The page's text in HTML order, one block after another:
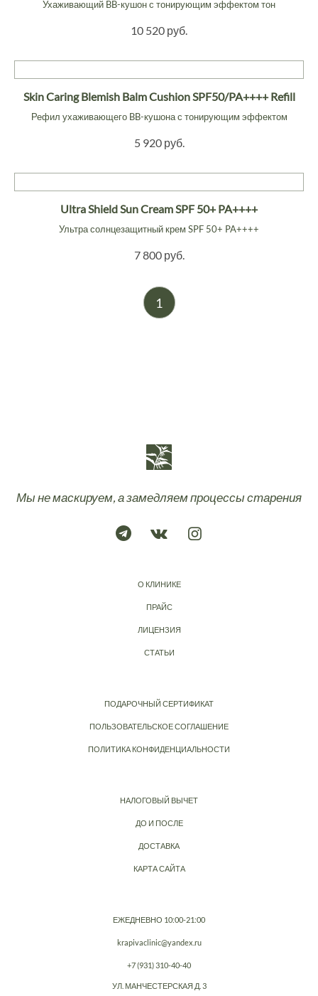
Ухаживающий BB-кушон с тонирующим эффектом тон
10 520 руб.
Skin Caring Blemish Balm Cushion SPF50/PA++++ Refill
Рефил ухаживающего BB-кушона с тонирующим эффектом
5 920 руб.
Ultra Shield Sun Cream SPF 50+ PA++++
Ультра солнцезащитный крем SPF 50+ PA++++
7 800 руб.
1
Мы не маскируем, а замедляем процессы старения
О КЛИНИКЕ
ПРАЙС
ЛИЦЕНЗИЯ
СТАТЬИ
ПОДАРОЧНЫЙ СЕРТИФИКАТ
ПОЛЬЗОВАТЕЛЬСКОЕ СОГЛАШЕНИЕ
ПОЛИТИКА КОНФИДЕНЦИАЛЬНОСТИ
НАЛОГОВЫЙ ВЫЧЕТ
ДО И ПОСЛЕ
ДОСТАВКА
КАРТА САЙТА
ЕЖЕДНЕВНО 10:00-21:00
krapivaclinic@yandex.ru
+7 (931) 310-40-40
УЛ. МАНЧЕСТЕРСКАЯ Д. 3